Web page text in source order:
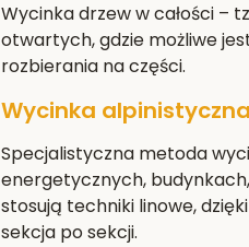
Wycinka drzew w całości –
otwartych, gdzie możliwe
rozbierania na części.
Wycinka
Specjalistyczna metoda
energetycznych,
stosują techniki linowe,
sekcja po sekcji.